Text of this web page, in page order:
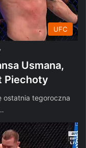
UFC
Usmana,
Piechoty
ostatnia tegoroczna